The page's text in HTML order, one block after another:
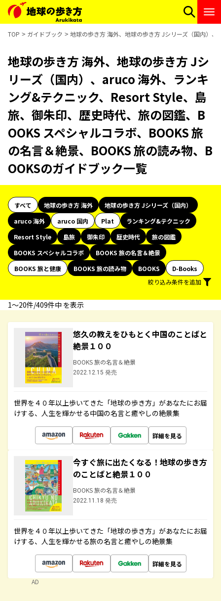
TOP ガイドブック 地球の歩き方 海外、地球の歩き方 Jシリーズ（国内）
地球の歩き方 海外、地球の歩き方 Jシ
リーズ（国内）、aruco 海外、ランキ
ング&テクニック、Resort Style、島
旅、御朱印、歴史時代、旅の図鑑、B
OOKS スペシャルコラボ、BOOKS 旅
の名言＆絶景、BOOKS 旅の読み物、B
OOKSのガイドブック一覧
すべて 地球の歩き方 海外
地球の歩き方 Jシリーズ（国内）
aruco 海外
aruco 国内 Plat
ランキング&テクニック
Resort Style
島旅 御朱印 歴史時代
旅の図鑑
BOOKS スペシャルコラボ
BOOKS 旅の名言＆絶景
BOOKS 旅と健康
BOOKS 旅の読み物 BOOKS
D-Books
絞り込み条件を追加
1〜20件/409件中 を表示
悠久の教えをひもとく中国のことばと
絶景１００
BOOKS 旅の名言＆絶景
2022.12.15 発売
世界を４０年以上歩いてきた「地球の歩き方」があなたにお届
けする、人生を輝かせる中国の名言と癒やしの絶景集
詳細を見る
今すぐ旅に出たくなる！地球の歩き方
のことばと絶景１００
BOOKS 旅の名言＆絶景
2022.11.18 発売
世界を４０年以上歩いてきた「地球の歩き方」があなたにお届
けする、人生を輝かせる旅の名言と癒やしの絶景集
詳細を見る
AD